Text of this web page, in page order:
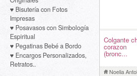
♥ Bisutería con Fotos
Impresas
♥ Posavasos con Simbología
Espiritual
♥ Pegatinas Bebé a Bordo
♥ Encargos Personalizados,
Retratos..
Colgante
corazon
(bronc...
Noelia